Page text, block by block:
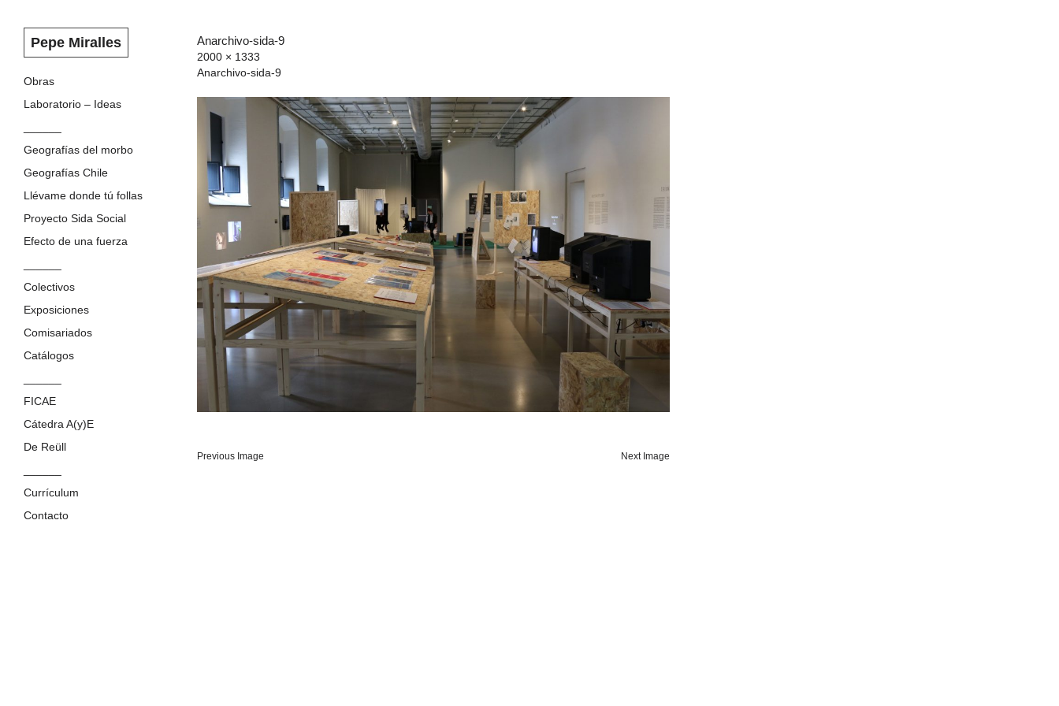
Pepe Miralles
Skip
content
Obras
Laboratorio – Ideas
Geografías del morbo
Geografías Chile
Llévame donde tú follas
Proyecto Sida Social
Efecto de una fuerza
Colectivos
Exposiciones
Comisariados
Catálogos
FICAE
Cátedra A(y)E
De Reüll
Currículum
Contacto
Anarchivo-sida-9
2000 × 1333
Anarchivo-sida-9
Previous Image Next Image